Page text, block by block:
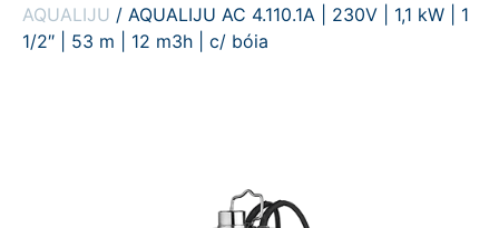
AQUALIJU / AQUALIJU AC 4.110.1A | 230V | 1,1 kW | 1
1/2″ | 53 m | 12 m3h | c/ bóia